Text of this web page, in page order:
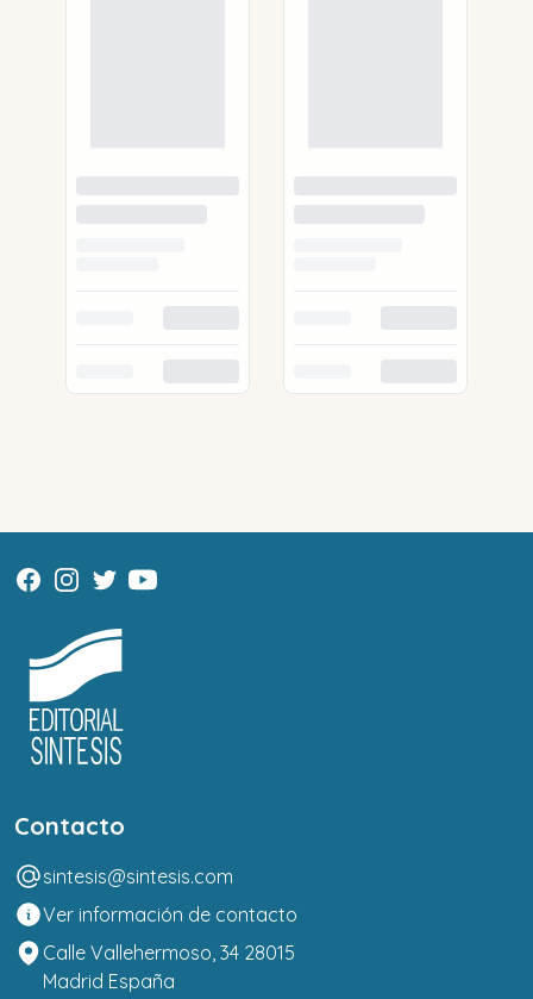
Contacto
sintesis@sintesis.com
Ver información de contacto
Calle Vallehermoso, 34 28015
Madrid España